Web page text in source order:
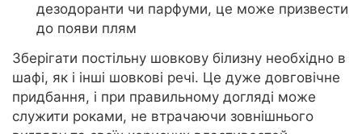
дезодоранти чи парфуми, це може призвести
до появи плям
Зберігати постільну шовкову білизну необхідно в
шафі, як і інші шовкові речі. Це дуже довговічне
придбання, і при правильному догляді може
служити роками, не втрачаючи зовнішнього